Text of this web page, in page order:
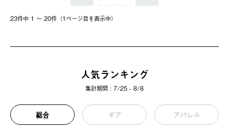
23件中 1 〜 20件（1ページ⽬を表⽰中）
人気ランキング
集計期間 : 7/25 - 8/8
総合 ギア アパレル